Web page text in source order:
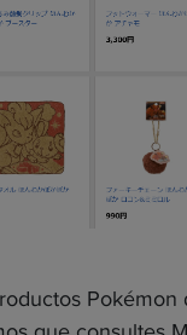
Pokémon